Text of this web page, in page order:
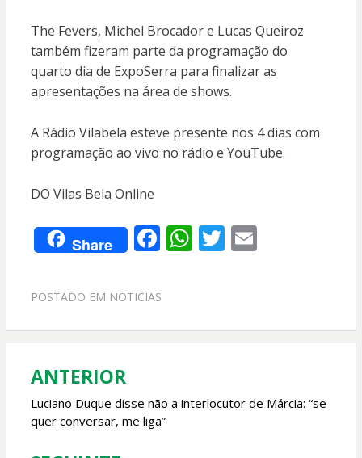
The Fevers, Michel Brocador e Lucas Queiroz
também fizeram parte da programação do
quarto dia de ExpoSerra para finalizar as
apresentações na área de shows.
A Rádio Vilabela esteve presente nos 4 dias com
programação ao vivo no rádio e YouTube.
DO Vilas Bela Online
Share F
e
o
k
W
A
p
T E
POSTADO EM NOTICIAS
Navegação
de
Post
ANTERIOR
Luciano Duque disse não a interlocutor de Márcia: “se
quer conversar, me liga”